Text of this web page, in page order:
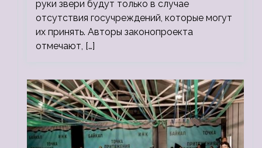
руки звери будут только в случае
отсутствия госучреждений, которые могут
их принять. Авторы законопроекта
отмечают, […]